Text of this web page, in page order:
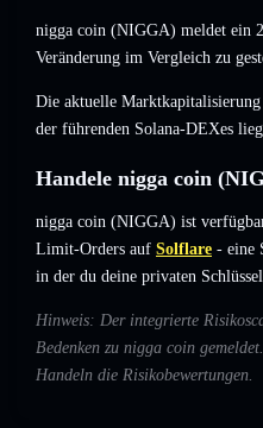
nigga coin (NIGGA) meldet ein
Veränderung im Vergleich zu
Die aktuelle
der führenden Solana-DEXes
Handele nigga coin
nigga coin (NIGGA) ist
Limit-Orders auf Solflare - eine
in der du deine privaten
Hinweis: Der integrierte
Bedenken zu nigga coin
Handeln die Risikobewertungen.